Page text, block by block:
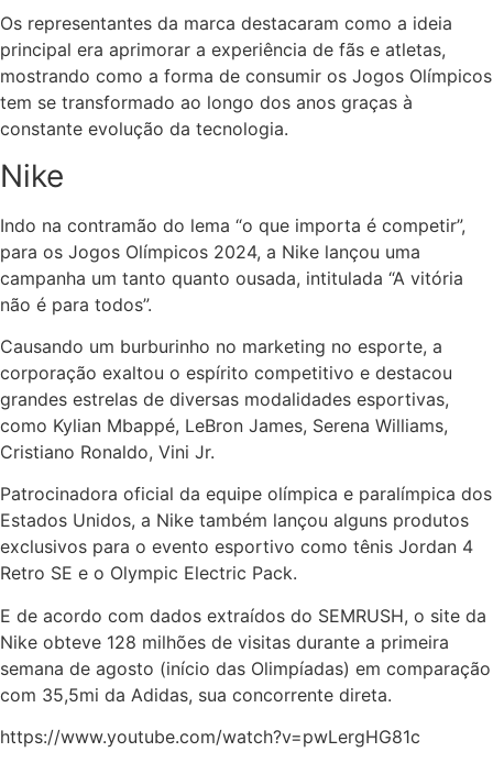
Os representantes da marca destacaram como a ideia
principal era aprimorar a experiência de fãs e atletas,
mostrando como a forma de consumir os Jogos Olímpicos
tem se transformado ao longo dos anos graças à
constante evolução da tecnologia.
Nike
Indo na contramão do lema “o que importa é competir”,
para os Jogos Olímpicos 2024, a Nike lançou uma
campanha um tanto quanto ousada, intitulada “A vitória
não é para todos”.
Causando um burburinho no marketing no esporte, a
corporação exaltou o espírito competitivo e destacou
grandes estrelas de diversas modalidades esportivas,
como Kylian Mbappé, LeBron James, Serena Williams,
Cristiano Ronaldo, Vini Jr.
Patrocinadora oficial da equipe olímpica e paralímpica dos
Estados Unidos, a Nike também lançou alguns produtos
exclusivos para o evento esportivo como tênis Jordan 4
Retro SE e o Olympic Electric Pack.
E de acordo com dados extraídos do SEMRUSH, o site da
Nike obteve 128 milhões de visitas durante a primeira
semana de agosto (início das Olimpíadas) em comparação
com 35,5mi da Adidas, sua concorrente direta.
https://www.youtube.com/watch?v=pwLergHG81c